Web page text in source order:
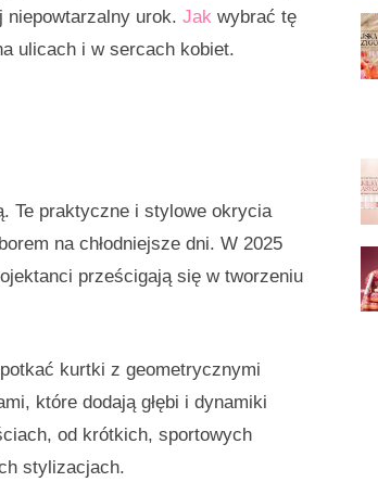
niepowtarzalny urok. Jak wybrać tę
ulicach i w sercach kobiet.
Te praktyczne i stylowe okrycia
na chłodniejsze dni. W 2025
prześcigają się w tworzeniu
kurtki z geometrycznymi
które dodają głębi i dynamiki
od krótkich, sportowych
stylizacjach.